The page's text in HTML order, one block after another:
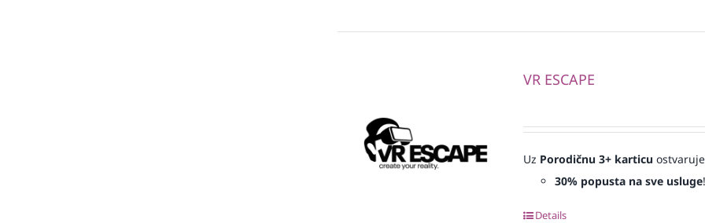
VR ESCAPE
Uz Porodičnu 3+ karticu
30% popusta na sve usluge!
Details